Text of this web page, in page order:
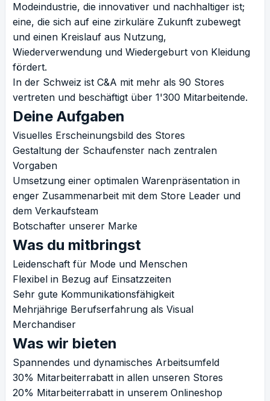
Modeindustrie, die innovativer und nachhaltiger ist;
eine, die sich auf eine zirkuläre Zukunft zubewegt
und einen Kreislauf aus Nutzung,
Wiederverwendung und Wiedergeburt von Kleidung
fördert.
In der Schweiz ist C&A mit mehr als 90 Stores
vertreten und beschäftigt über 1'300 Mitarbeitende.
Deine Aufgaben
Visuelles Erscheinungsbild des Stores
Gestaltung der Schaufenster nach zentralen
Vorgaben
Umsetzung einer optimalen Warenpräsentation in
enger Zusammenarbeit mit dem Store Leader und
dem Verkaufsteam
Botschafter unserer Marke
Was du mitbringst
Leidenschaft für Mode und Menschen
Flexibel in Bezug auf Einsatzzeiten
Sehr gute Kommunikationsfähigkeit
Mehrjährige Berufserfahrung als Visual
Merchandiser
Was wir bieten
Spannendes und dynamisches Arbeitsumfeld
30% Mitarbeiterrabatt in allen unseren Stores
20% Mitarbeiterrabatt in unserem Onlineshop